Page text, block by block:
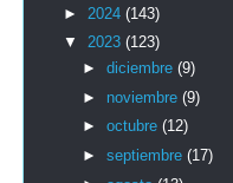
► 2024 (143)
▼ 2023 (123)
► diciembre (9)
► noviembre (9)
► octubre (12)
► septiembre (17)